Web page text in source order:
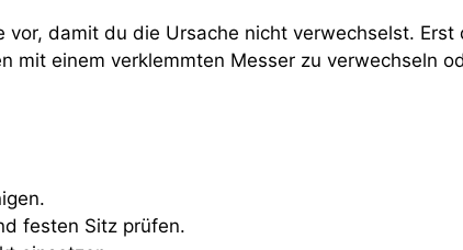
damit du die Ursache nicht verwechselst.
mit einem verklemmten Messer zu verwechseln
festen Sitz prüfen.